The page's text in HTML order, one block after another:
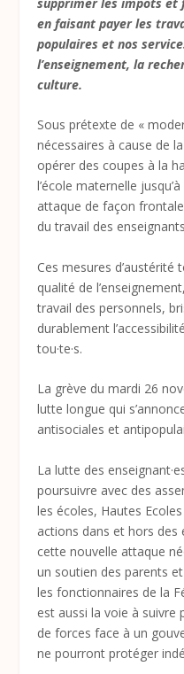
en faisant payer les
populaires et nos
l’enseignement, la
culture.
Sous prétexte de «
nécessaires à cause de
opérer des coupes à la
l’école maternelle
attaque de façon
du travail des
Ces mesures
qualité de
travail des personnels,
durablement
tou·te·s.
La grève du mardi 26
lutte longue qui
antisociales et
La lutte des
poursuivre avec des
les écoles, Hautes
actions dans et hors des
cette nouvelle attaque
un soutien des parents
les fonctionnaires de la
est aussi la voie à
de forces face à un
ne pourront protéger